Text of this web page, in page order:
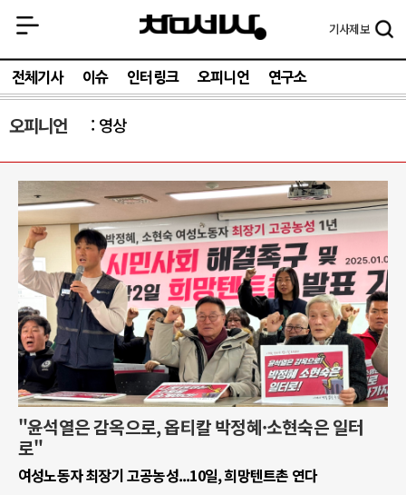
기사제보
전체기사 이슈 인터링크 오피니언 연구소
오피니언 영상
"윤석열은 감옥으로, 옵티칼 박정혜·소현숙은 일터
로"
여성노동자 최장기 고공농성...10일, 희망텐트촌 연다